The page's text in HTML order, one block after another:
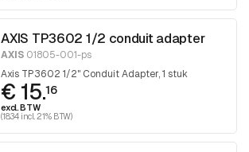
AXIS TP3602 1/2 conduit adapter
AXIS 01805-001-ps
Axis TP3602 1/2" Conduit Adapter, 1 stuk
€ 15.16
excl. BTW
(18.34 incl. 21% BTW)